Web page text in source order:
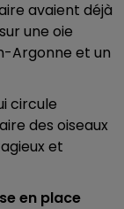
avaient déjà
une oie
Argonne et un
circule
des oiseaux
et
en place